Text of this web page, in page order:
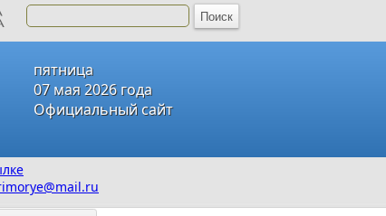
пятница
07 мая 2026 года
Официальный сайт